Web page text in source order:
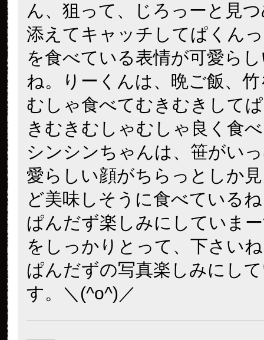
ん、狙って、じろっーと見
添えてキャッチしてぱくん
を食べている表情が可愛ら
ね。りーくんは、晩ご飯、
むしゃ食べてむきむきして
きむきむしゃむしゃ良く食
シンシンちゃんは、笹がい
愛らしい顔がちらっとしか
ど美味しそうに食べている
ぱんだず楽しみにしていま
をしっかりとって、下さい
ぱんだずの写真楽しみにし
す。＼(^o^)／